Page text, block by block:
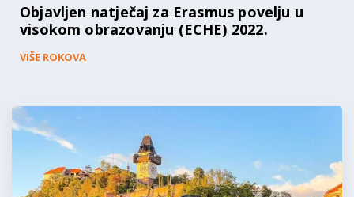
Objavljen natječaj za Erasmus povelju u
visokom obrazovanju (ECHE) 2022.
VIŠE ROKOVA